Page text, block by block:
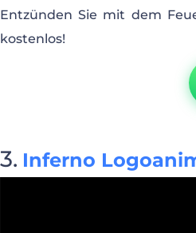
Entzünden Sie mit dem
kostenlos!
Inferno